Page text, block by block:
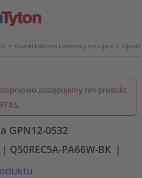
> Opaski kablowe i elementy mocujące >
zastępujemy ten produkt
GPN12-0532
| Q50REC5A-PA66W-BK |